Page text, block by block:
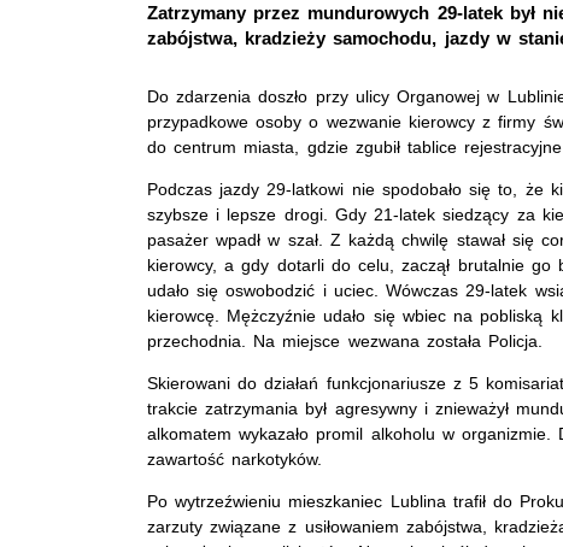
Zatrzymany przez mundurowych 29-latek był
zabójstwa, kradzieży samochodu, jazdy w
Do zdarzenia doszło przy ulicy Organowej w
przypadkowe osoby o wezwanie kierowcy z firmy
do centrum miasta, gdzie zgubił tablice
Podczas jazdy 29-latkowi nie spodobało się to, że
szybsze i lepsze drogi. Gdy 21-latek siedzący za
pasażer wpadł w szał. Z każdą chwilę stawał się
kierowcy, a gdy dotarli do celu, zaczął brutalnie
udało się oswobodzić i uciec. Wówczas 29-latek
kierowcę. Mężczyźnie udało się wbiec na pobliską
przechodnia. Na miejsce wezwana została Policja.
Skierowani do działań funkcjonariusze z 5
trakcie zatrzymania był agresywny i znieważył
alkomatem wykazało promil alkoholu w
zawartość narkotyków.
Po wytrzeźwieniu mieszkaniec Lublina trafił do
zarzuty związane z usiłowaniem zabójstwa,